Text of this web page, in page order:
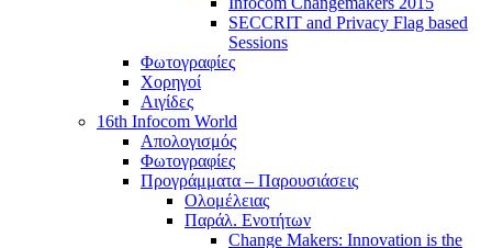
SECCRIT and Privacy Flag based
Sessions
Φωτογραφίες
Χορηγοί
Αιγίδες
16th Infocom World
Απολογισμός
Φωτογραφίες
Προγράμματα – Παρουσιάσεις
Ολομέλειας
Παράλ. Ενοτήτων
Change Makers: Innovation is the